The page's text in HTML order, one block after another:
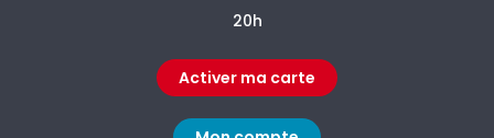
20h
Activer ma carte